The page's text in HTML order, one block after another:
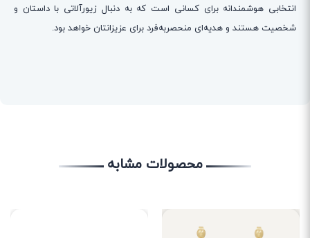
انتخابی هوشمندانه برای کسانی است که به دنبال زیورآلاتی با داستان و
شخصیت هستند و هدیه‌ای منحصربه‌فرد برای عزیزانتان خواهد بود.
محصولات مشابه